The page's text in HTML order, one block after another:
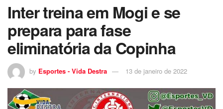
Inter treina em Mogi e se
prepara para fase
eliminatória da Copinha
by Esportes - Vida Destra 13 de janeiro de 2022